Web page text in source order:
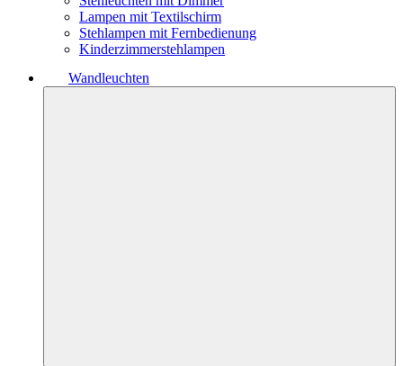
Lampen mit Textilschirm
Stehlampen mit Fernbedienung
Kinderzimmerstehlampen
Wandleuchten